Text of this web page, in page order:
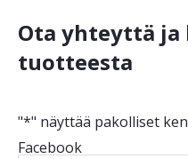
Ota yhteyttä ja
tuotteesta
"*" näyttää pakolliset
Facebook